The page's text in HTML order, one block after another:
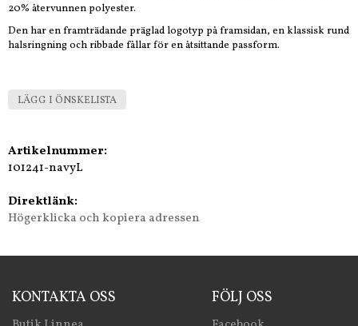
20% återvunnen polyester.
Den har en framträdande präglad logotyp på framsidan, en klassisk rund
halsringning och ribbade fållar för en åtsittande passform.
LÄGG I ÖNSKELISTA
Artikelnummer:
101241-navyL
Direktlänk:
Högerklicka och kopiera adressen
KONTAKTA OSS FÖLJ OSS